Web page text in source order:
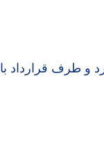
و طرف قرارداد با